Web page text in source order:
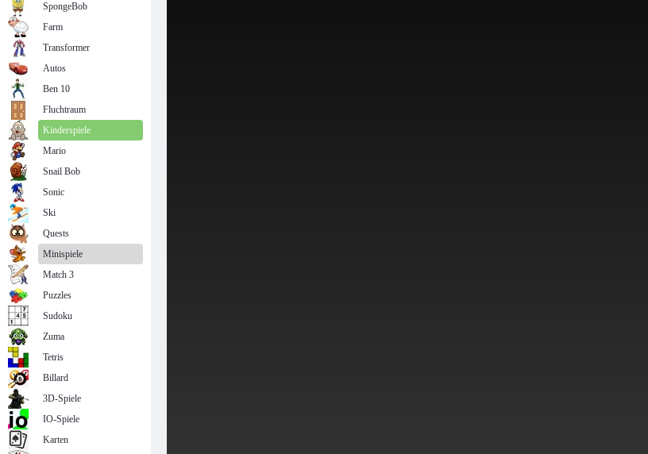
SpongeBob
Farm
Transformer
Autos
Ben 10
Fluchtraum
Kinderspiele
Mario
Snail Bob
Sonic
Ski
Quests
Minispiele
Match 3
Puzzles
Sudoku
Zuma
Tetris
Billard
3D-Spiele
IO-Spiele
Karten